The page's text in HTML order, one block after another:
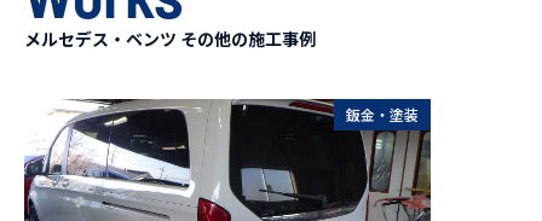
メルセデス・ベンツ その他の施工事例
鈑金・塗装